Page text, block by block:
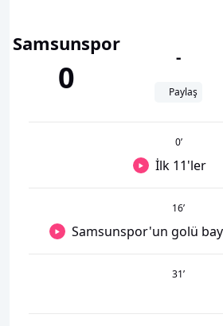
Samsunspor
0
-
Paylaş
0’
İlk 11'ler
16’
Samsunspor'un golü
31’